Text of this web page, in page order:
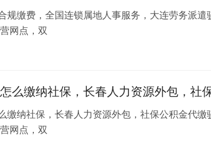
规缴费，全国连锁属地人事服务，大连劳务派
网点，双
么缴纳社保，长春人力资源外包，社
缴纳社保，长春人力资源外包，社保公积金代
网点，双